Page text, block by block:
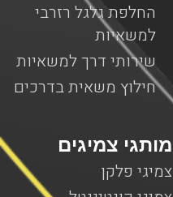
החלפת גלגל רזרבי
למשאיות
שירותי דרך למשאיות
חילוץ משאית בדרכים
מותגי צמיגים
צמיגי פלקן